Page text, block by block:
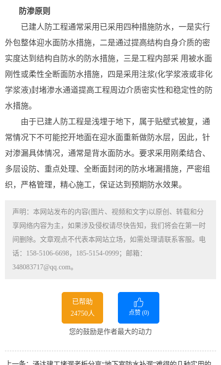
防渗原则
已建人防工程通常采用已采用四种措施防水，一是实行
外包整体迎水面防水措施，二是通过提高结构自身介质的密
实度达到结构自防水的防水措施，三是工程内部采 用被水面
刚性或柔性全断面防水措施，四是采用注浆(化学浆液或非化
学浆液)封堵渗水通道提高工程周边介质密实性和稳定性的防
水措施。
由于已建人防工程是浅埋于地下，属于贴壁式被复，通
常情况下不可能挖开地面在迎水面重新做防水层，因此，针
对渗漏具体情况，通常是背水面防水。要求采用刚柔结合、
多层设防、重点处理、全断面封闭的防水堵漏措施，严密组
织，严格管理，精心施工，保证达到预期防水效果。
声明：本网站发布的内容(图片、视频和文字)以原创、转载和分
享网络内容为主，如果涉及侵权请尽快告知，我们将会在第一时
间删除。文章观点不代表本网站立场，如需处理请联系客服。电
话：158-5106-6698，185-5154-0999；邮箱：
348083717@qq.com。
已帮助
24750人
点赞 (0)
您的鼓励是作者最大的动力